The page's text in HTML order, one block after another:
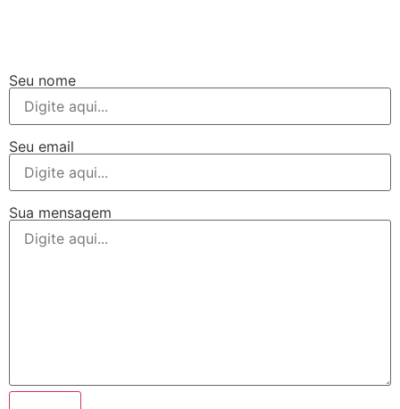
Seu nome
Seu email
Sua mensagem